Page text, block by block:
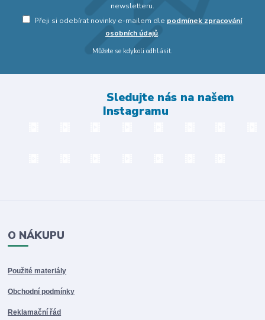
newsletteru.
Přeji si odebírat novinky e-mailem dle podmínek zpracování
osobních údajů.
Můžete se kdykoli odhlásit.
Sledujte nás na našem
Instagramu
O NÁKUPU
Použité materiály
Obchodní podmínky
Reklamační řád